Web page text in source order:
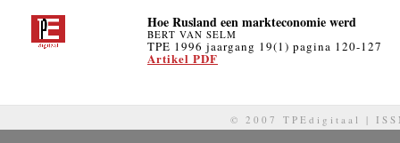
Hoe Rusland een markteconomie werd
BERT VAN SELM
TPE 1996 jaargang 19(1) pagina 120-127
Artikel PDF
© 2007 TPEdigitaal |